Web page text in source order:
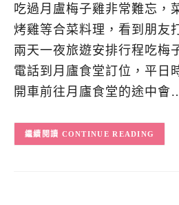
吃過月盧梅子雞非常難忘，
烤雞等合菜料理，看到朋友
兩天一夜旅遊安排行程吃梅
電話到月廬食堂訂位，平日
開車前往月廬食堂的途中會
CONTINUE READING